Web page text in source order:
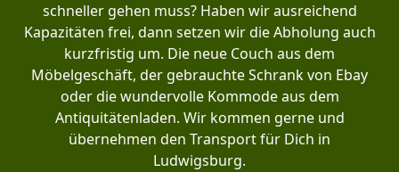
schneller gehen muss? Haben wir ausreichend
Kapazitäten frei, dann setzen wir die Abholung auch
kurzfristig um. Die neue Couch aus dem
Möbelgeschäft, der gebrauchte Schrank von Ebay
oder die wundervolle Kommode aus dem
Antiquitätenladen. Wir kommen gerne und
übernehmen den Transport für Dich in
Ludwigsburg.